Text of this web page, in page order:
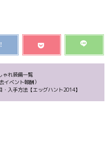
ゃれ装備一覧
イベント報酬）
入手方法【エッグハント2014】